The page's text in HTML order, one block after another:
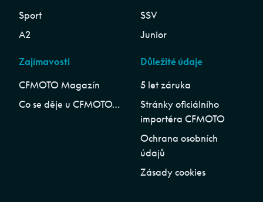
Sport
A2
SSV
Junior
Zajímavosti
CFMOTO Magazín
Co se děje u CFMOTO…
Důležité údaje
5 let záruka
Stránky oficiálního
importéra CFMOTO
Ochrana osobních
údajů
Zásady cookies